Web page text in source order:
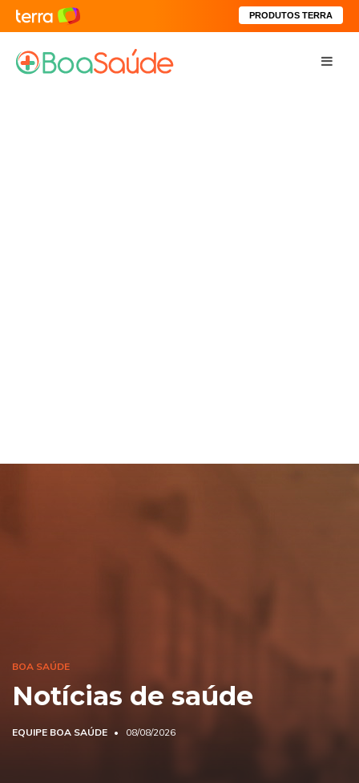
PRODUTOS TERRA
BOA SAÚDE
Notícias de saúde
EQUIPE BOA SAÚDE 08/08/2026